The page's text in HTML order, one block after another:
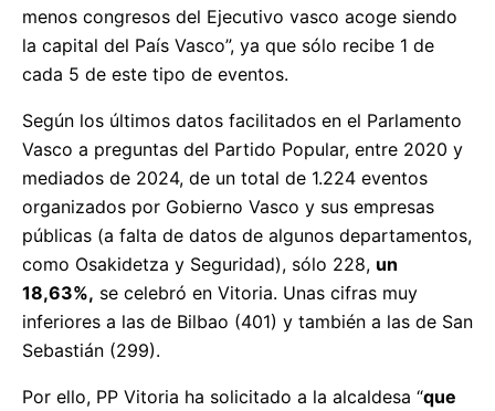
menos congresos del Ejecutivo vasco acoge siendo
la capital del País Vasco”, ya que sólo recibe 1 de
cada 5 de este tipo de eventos.
Según los últimos datos facilitados en el Parlamento
Vasco a preguntas del Partido Popular, entre 2020 y
mediados de 2024, de un total de 1.224 eventos
organizados por Gobierno Vasco y sus empresas
públicas (a falta de datos de algunos departamentos,
como Osakidetza y Seguridad), sólo 228, un
18,63%, se celebró en Vitoria. Unas cifras muy
inferiores a las de Bilbao (401) y también a las de San
Sebastián (299).
Por ello, PP Vitoria ha solicitado a la alcaldesa “que